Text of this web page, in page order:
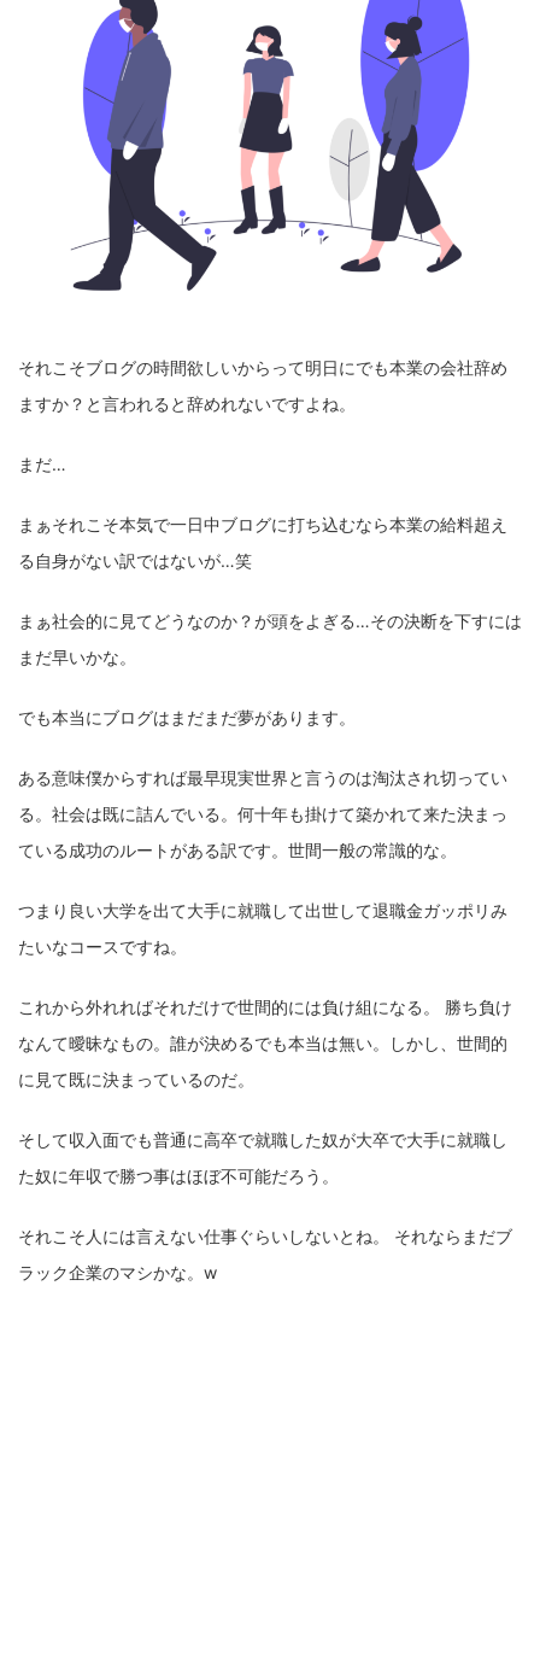
それこそブログの時間欲しいからって明日にでも本業の会社辞め
ますか？と言われると辞めれないですよね。
まだ…
まぁそれこそ本気で一日中ブログに打ち込むなら本業の給料超え
る自身がない訳ではないが…笑
まぁ社会的に見てどうなのか？が頭をよぎる…その決断を下すには
まだ早いかな。
でも本当にブログはまだまだ夢があります。
ある意味僕からすれば最早現実世界と言うのは淘汰され切ってい
る。社会は既に詰んでいる。何十年も掛けて築かれて来た決まっ
ている成功のルートがある訳です。世間一般の常識的な。
つまり良い大学を出て大手に就職して出世して退職金ガッポリみ
たいなコースですね。
これから外れればそれだけで世間的には負け組になる。 勝ち負け
なんて曖昧なもの。誰が決めるでも本当は無い。しかし、世間的
に見て既に決まっているのだ。
そして収入面でも普通に高卒で就職した奴が大卒で大手に就職し
た奴に年収で勝つ事はほぼ不可能だろう。
それこそ人には言えない仕事ぐらいしないとね。 それならまだブ
ラック企業のマシかな。w